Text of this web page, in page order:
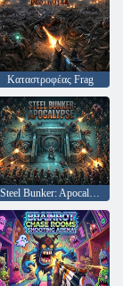
Καταστροφέας Frag
Steel Bunker: Apocalypse